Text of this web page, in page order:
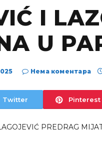
I
U
Нема коментара
Twitter Pinterest